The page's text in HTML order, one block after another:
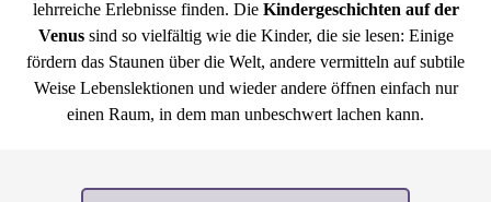
lehrreiche Erlebnisse finden. Die Kindergeschichten auf der
Venussind so vielfältig wie die Kinder, die sie lesen: Einige
fördern das Staunen über die Welt, andere vermitteln auf subtile
Weise Lebenslektionen und wieder andere öffnen einfach nur
einen Raum, in dem man unbeschwert lachen kann.